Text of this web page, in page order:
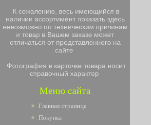
К сожалению, весь имеющийся в
наличии ассортимент показать здесь
невозможно по техническим причинам
и товар в Вашем заказе может
отличаться от представленного на
сайте
Фотография в карточке товара носит
справочный характер
Меню сайта
Главная страница
Покупка